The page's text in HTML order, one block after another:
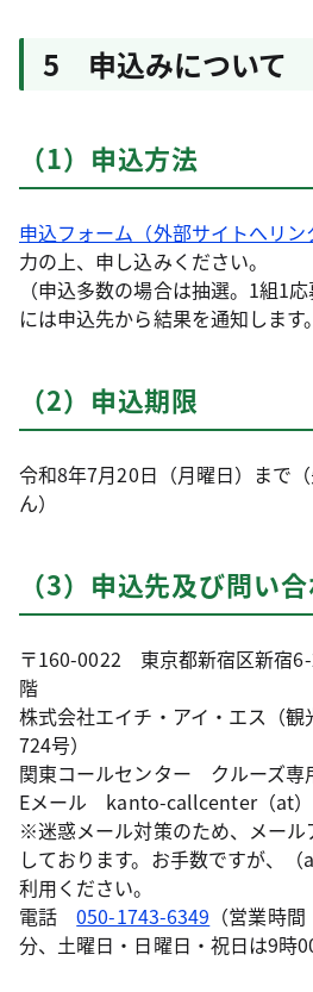
5 申込みについて
（1）申込方法
申込フォーム（外部サイトへリン
力の上、申し込みください。
（申込多数の場合は抽選。1組1
には申込先から結果を通知します
（2）申込期限
令和8年7月20日（月曜日）まで
ん）
（3）申込先及び問い
〒160-0022 東京都新宿区新宿
階
株式会社エイチ・アイ・エス（
724号）
関東コールセンター クルーズ専
Eメール kanto-callcenter（at
※迷惑メール対策のため、メール
しております。お手数ですが、
利用ください。
電話050-1743-6349 （営業時
分、土曜日・日曜日・祝日は9時